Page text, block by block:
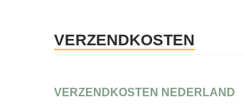
VERZENDKOSTEN
VERZENDKOSTEN NEDERLAND